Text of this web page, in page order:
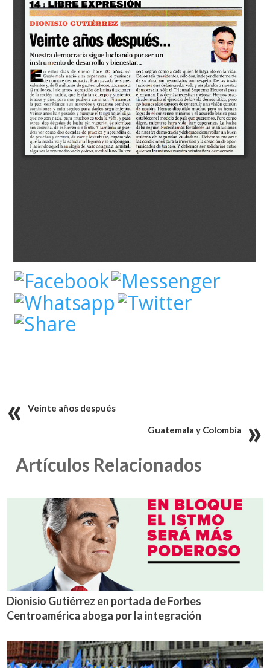
Veinte años después
Guatemala y Colombia
Artículos Relacionados
Dionisio Gutiérrez en portada de Forbes
Centroamérica aboga por la integración